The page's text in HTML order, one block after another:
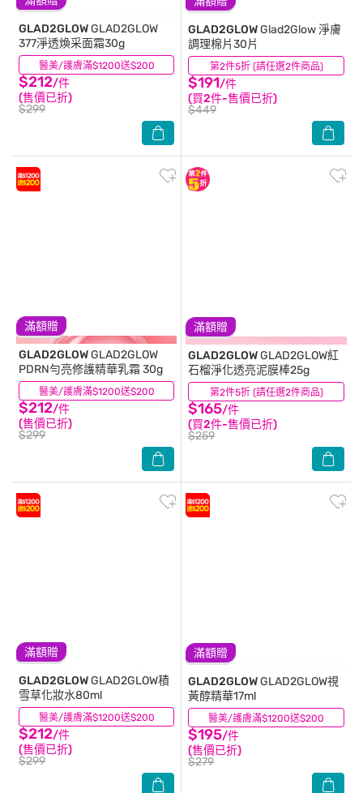
醫美/護膚滿$1200送$200
GLAD2GLOWGLAD2GLOW
377淨透煥采面霜30g
$212/件
(售價已折)
$299
(1) 第2件5折 (請任選2件商品)
GLAD2GLOWGlad2Glow 淨膚
調理棉片30片
$191/件
(買2件-售價已折)
$449
(0)
滿額贈
醫美/護膚滿$1200送$200
GLAD2GLOWGLAD2GLOW
PDRN勻亮修護精華乳霜 30g
$212/件
(售價已折)
$299
(0)
滿額贈
第2件5折 (請任選2件商品)
GLAD2GLOWGLAD2GLOW紅
石榴淨化透亮泥膜棒25g
$165/件
(買2件-售價已折)
$259
(0)
滿額贈
醫美/護膚滿$1200送$200
GLAD2GLOWGLAD2GLOW積
雪草化妝水80ml
$212/件
(售價已折)
$299
(0)
滿額贈
醫美/護膚滿$1200送$200
GLAD2GLOWGLAD2GLOW視
黃醇精華17ml
$195/件
(售價已折)
$279
(0)